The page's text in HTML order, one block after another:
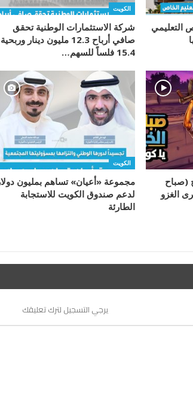
التعليمي
الكويت
شركة الاستثمارات الوطنية تحقق
صافي أرباح 12.3 مليون دينار وربحية
15.4 فلساً للسهم…
(صباح
الغزو
الكويت
مجموعة «أعيان» تساهم بمليون
لدعم صندوق الكويت للاستجابة
الطارئة
يرجي التسجيل لترك تعليقك